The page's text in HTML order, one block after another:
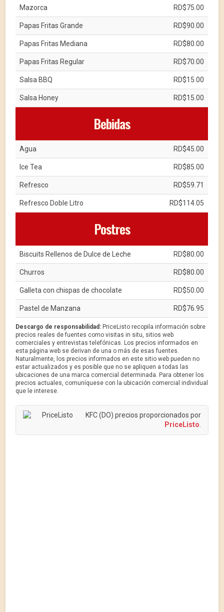
Mazorca RD$75.00
Papas Fritas Grande RD$90.00
Papas Fritas Mediana RD$80.00
Papas Fritas Regular RD$70.00
Salsa BBQ RD$15.00
Salsa Honey RD$15.00
Bebidas
Agua RD$45.00
Ice Tea RD$85.00
Refresco RD$59.71
Refresco Doble Litro RD$114.05
Postres
Biscuits Rellenos de Dulce de Leche RD$80.00
Churros RD$80.00
Galleta con chispas de chocolate RD$50.00
Pastel de Manzana RD$76.95
Descargo de responsabilidad: PriceListo recopila información sobre
precios reales de fuentes como visitas in situ, sitios web
comerciales y entrevistas telefónicas. Los precios informados en
esta página web se derivan de una o más de esas fuentes.
Naturalmente, los precios informados en este sitio web pueden no
estar actualizados y es posible que no se apliquen a todas las
ubicaciones de una marca comercial determinada. Para obtener los
precios actuales, comuníquese con la ubicación comercial individual
que le interese.
KFC (DO) precios proporcionados por
PriceListo